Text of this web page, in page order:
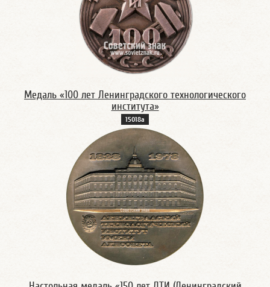
Медаль «100 лет Ленинградского технологического
института»
15018а